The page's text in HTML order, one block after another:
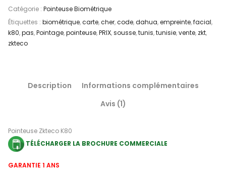
Catégorie : Pointeuse Biométrique
Étiquettes : biométrique,carte,cher,code,dahua,empreinte,facial,
k80,pas,Pointage,pointeuse,PRIX,sousse,tunis,tunisie,vente, zkt,
zkteco
Description
Informations complémentaires
Avis (1)
Pointeuse Zkteco K80
TÉLÉCHARGER LA BROCHURE COMMERCIALE
GARANTIE 1 ANS